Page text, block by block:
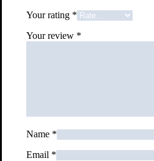
Your rating *
Your review *
Name *
Email *